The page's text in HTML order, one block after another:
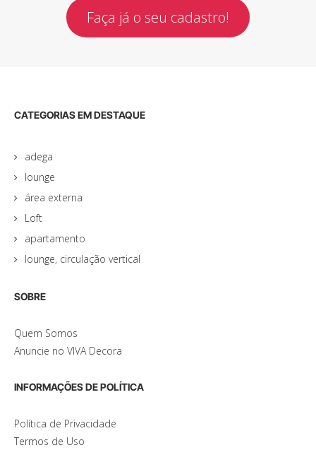
Faça já o seu cadastro!
CATEGORIAS EM DESTAQUE
adega
lounge
área externa
Loft
apartamento
lounge, circulação vertical
SOBRE
Quem Somos
Anuncie no VIVA Decora
INFORMAÇÕES DE POLÍTICA
Política de Privacidade
Termos de Uso